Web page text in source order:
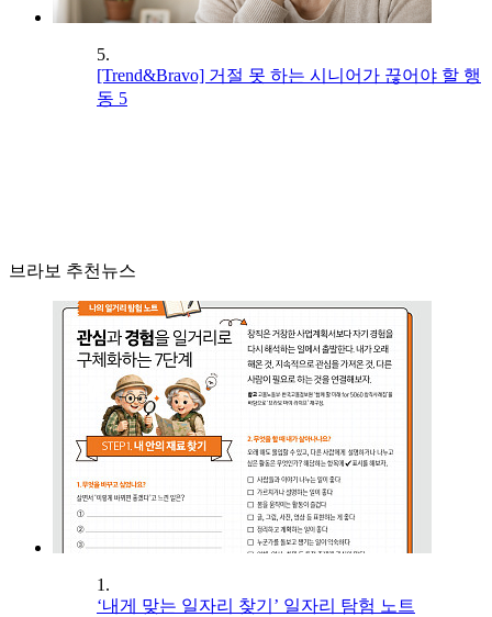
5.
[Trend&Bravo] 거절 못 하는 시니어가 끊어야 할 행
동 5
브라보 추천뉴스
1.
‘내게 맞는 일자리 찾기’ 일자리 탐험 노트